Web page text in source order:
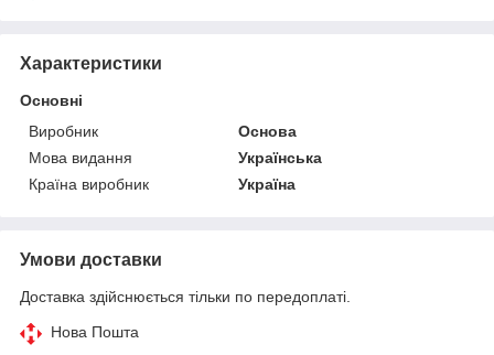
Характеристики
Основні
Виробник
Основа
Мова видання
Українська
Країна виробник
Україна
Умови доставки
Доставка здійснюється тільки по передоплаті.
Нова Пошта